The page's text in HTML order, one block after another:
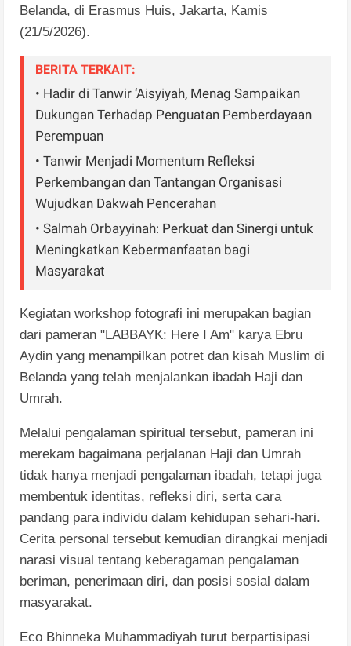
Belanda, di Erasmus Huis, Jakarta, Kamis
(21/5/2026).
BERITA TERKAIT:
• Hadir di Tanwir ‘Aisyiyah, Menag Sampaikan
Dukungan Terhadap Penguatan Pemberdayaan
Perempuan
• Tanwir Menjadi Momentum Refleksi
Perkembangan dan Tantangan Organisasi
Wujudkan Dakwah Pencerahan
• Salmah Orbayyinah: Perkuat dan Sinergi untuk
Meningkatkan Kebermanfaatan bagi
Masyarakat
Kegiatan workshop fotografi ini merupakan bagian
dari pameran "LABBAYK: Here I Am" karya Ebru
Aydin yang menampilkan potret dan kisah Muslim di
Belanda yang telah menjalankan ibadah Haji dan
Umrah.
Melalui pengalaman spiritual tersebut, pameran ini
merekam bagaimana perjalanan Haji dan Umrah
tidak hanya menjadi pengalaman ibadah, tetapi juga
membentuk identitas, refleksi diri, serta cara
pandang para individu dalam kehidupan sehari-hari.
Cerita personal tersebut kemudian dirangkai menjadi
narasi visual tentang keberagaman pengalaman
beriman, penerimaan diri, dan posisi sosial dalam
masyarakat.
Eco Bhinneka Muhammadiyah turut berpartisipasi